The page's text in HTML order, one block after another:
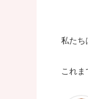
私たち
これま